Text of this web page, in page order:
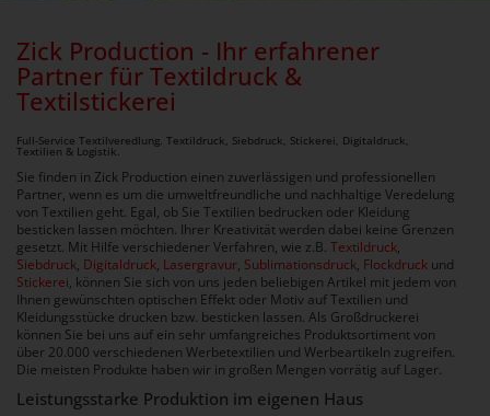
Zick Production - Ihr erfahrener
Partner für Textildruck &
Textilstickerei
Full-Service Textilveredlung. Textildruck, Siebdruck, Stickerei, Digitaldruck,
Textilien & Logistik.
Sie finden in Zick Production einen zuverlässigen und professionellen
Partner, wenn es um die umweltfreundliche und nachhaltige Veredelung
von Textilien geht. Egal, ob Sie Textilien bedrucken oder Kleidung
besticken lassen möchten. Ihrer Kreativität werden dabei keine Grenzen
gesetzt. Mit Hilfe verschiedener Verfahren, wie z.B. Textildruck,
Siebdruck, Digitaldruck, Lasergravur, Sublimationsdruck, Flockdruck und
Stickerei, können Sie sich von uns jeden beliebigen Artikel mit jedem von
Ihnen gewünschten optischen Effekt oder Motiv auf Textilien und
Kleidungsstücke drucken bzw. besticken lassen. Als Großdruckerei
können Sie bei uns auf ein sehr umfangreiches Produktsortiment von
über 20.000 verschiedenen Werbetextilien und Werbeartikeln zugreifen.
Die meisten Produkte haben wir in großen Mengen vorrätig auf Lager.
Leistungsstarke Produktion im eigenen Haus